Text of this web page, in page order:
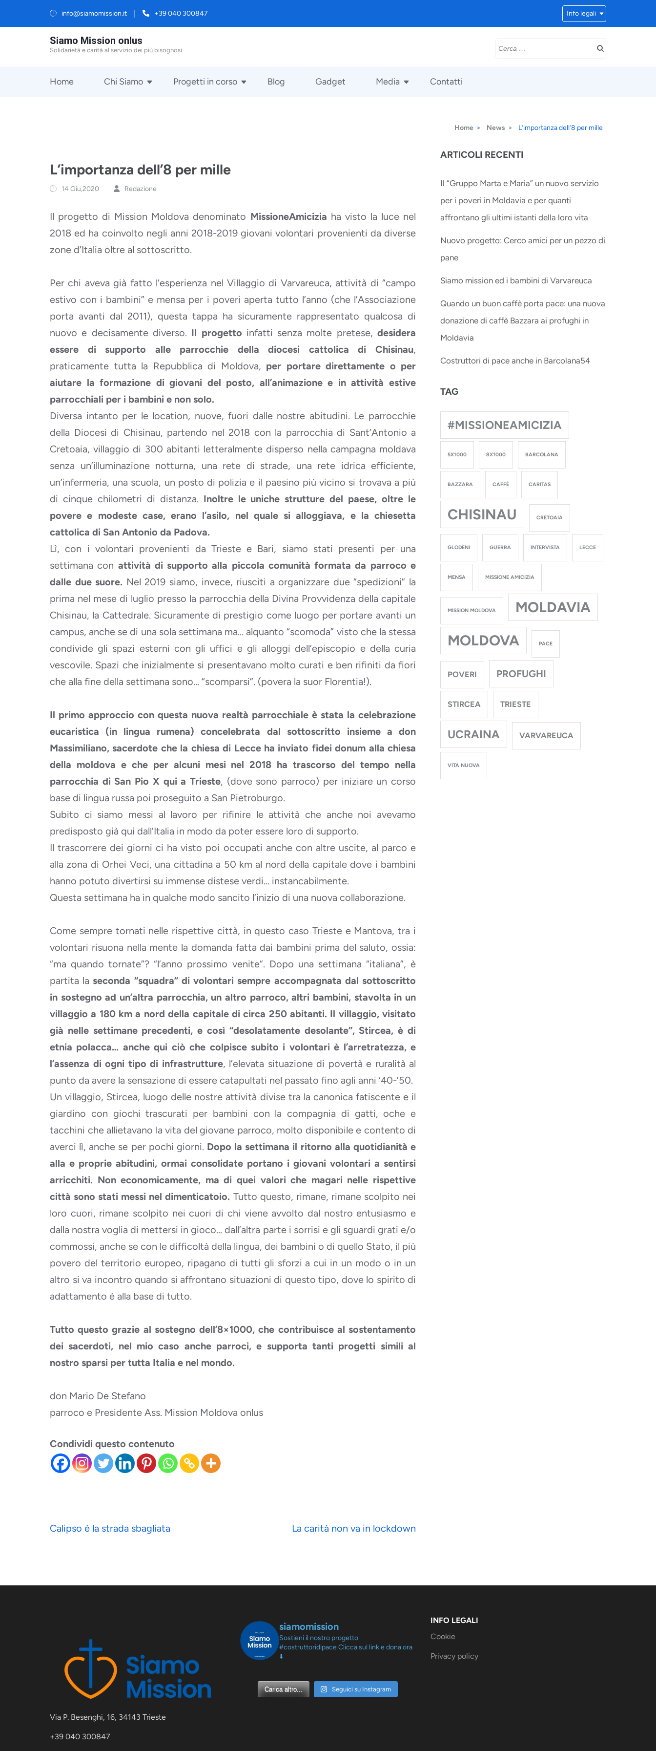
al
info@siamomission.it +39 040 300847 Info legali
Siamo Mission onlus
Solidarietà e carità al servizio dei più bisognosi
Ricerca
Home Chi Siamo Progetti in corso Blog Gadget Media Contatti
Home > News > L’importanza dell’8 per mille
L’importanza dell’8 per mille
14 Giu,2020 Redazione
Il progetto di Mission Moldova denominato MissioneAmicizia ha visto la luce nel
2018 ed ha coinvolto negli anni 2018-2019 giovani volontari provenienti da diverse
zone d’Italia oltre al sottoscritto.
Per chi aveva già fatto l’esperienza nel Villaggio di Varvareuca, attività di “campo
estivo con i bambini” e mensa per i poveri aperta tutto l’anno (che l’Associazione
porta avanti dal 2011), questa tappa ha sicuramente rappresentato qualcosa di
nuovo e decisamente diverso. Il progetto infatti senza molte pretese,desidera
essere di supporto alle parrocchie della diocesi cattolica di Chisinau,
praticamente tutta la Repubblica di Moldova, per portare direttamente o per
aiutare la formazione di giovani del posto, all’animazione e in attività estive
parrocchiali per i bambini e non solo.
Diversa intanto per le location, nuove, fuori dalle nostre abitudini. Le parrocchie
della Diocesi di Chisinau, partendo nel 2018 con la parrocchia di Sant’Antonio a
Cretoaia, villaggio di 300 abitanti letteralmente disperso nella campagna moldava
senza un’illuminazione notturna, una rete di strade, una rete idrica efficiente,
un’infermeria, una scuola, un posto di polizia e il paesino più vicino si trovava a più
di cinque chilometri di distanza. Inoltre le uniche strutture del paese, oltre le
povere e modeste case, erano l’asilo, nel quale si alloggiava, e la chiesetta
cattolica di San Antonio da Padova.
Lì, con i volontari provenienti da Trieste e Bari, siamo stati presenti per una
settimana con attività di supporto alla piccola comunità formata da parroco e
dalle due suore. Nel 2019 siamo, invece, riusciti a organizzare due “spedizioni” la
prima nel mese di luglio presso la parrocchia della Divina Provvidenza della capitale
Chisinau, la Cattedrale. Sicuramente di prestigio come luogo per portare avanti un
campus, anche se di una sola settimana ma… alquanto “scomoda” visto che la stessa
condivide gli spazi esterni con gli uffici e gli alloggi dell’episcopio e della curia
vescovile. Spazi che inizialmente si presentavano molto curati e ben rifiniti da fiori
che alla fine della settimana sono… “scomparsi”. (povera la suor Florentia!).
Il primo approccio con questa nuova realtà parrocchiale è stata la celebrazione
eucaristica (in lingua rumena) concelebrata dal sottoscritto insieme a don
Massimiliano, sacerdote che la chiesa di Lecce ha inviato fidei donum alla chiesa
della moldova e che per alcuni mesi nel 2018 ha trascorso del tempo nella
parrocchia di San Pio X qui a Trieste, (dove sono parroco) per iniziare un corso
base di lingua russa poi proseguito a San Pietroburgo.
Subito ci siamo messi al lavoro per rifinire le attività che anche noi avevamo
predisposto già qui dall’Italia in modo da poter essere loro di supporto.
Il trascorrere dei giorni ci ha visto poi occupati anche con altre uscite, al parco e
alla zona di Orhei Veci, una cittadina a 50 km al nord della capitale dove i bambini
hanno potuto divertirsi su immense distese verdi… instancabilmente.
Questa settimana ha in qualche modo sancito l’inizio di una nuova collaborazione.
Come sempre tornati nelle rispettive città, in questo caso Trieste e Mantova, tra i
volontari risuona nella mente la domanda fatta dai bambini prima del saluto, ossia:
“ma quando tornate”? “l’anno prossimo venite”. Dopo una settimana “italiana”, è
partita la seconda “squadra” di volontari sempre accompagnata dal sottoscritto
in sostegno ad un’altra parrocchia, un altro parroco, altri bambini, stavolta in un
villaggio a 180 km a nord della capitale di circa 250 abitanti. Il villaggio, visitato
già nelle settimane precedenti, e così “desolatamente desolante”, Stircea, è di
etnia polacca… anche qui ciò che colpisce subito i volontari è l’arretratezza, e
l’assenza di ogni tipo di infrastrutture, l’elevata situazione di povertà e ruralità al
punto da avere la sensazione di essere catapultati nel passato fino agli anni ‘40-’50.
Un villaggio, Stircea, luogo delle nostre attività divise tra la canonica fatiscente e il
giardino con giochi trascurati per bambini con la compagnia di gatti, oche e
tacchini che allietavano la vita del giovane parroco, molto disponibile e contento di
averci lì, anche se per pochi giorni. Dopo la settimana il ritorno alla quotidianità e
alla e proprie abitudini, ormai consolidate portano i giovani volontari a sentirsi
arricchiti. Non economicamente, ma di quei valori che magari nelle rispettive
città sono stati messi nel dimenticatoio. Tutto questo, rimane, rimane scolpito nei
loro cuori, rimane scolpito nei cuori di chi viene avvolto dal nostro entusiasmo e
dalla nostra voglia di mettersi in gioco… dall’altra parte i sorrisi e gli sguardi grati e/o
commossi, anche se con le difficoltà della lingua, dei bambini o di quello Stato, il più
povero del territorio europeo, ripagano di tutti gli sforzi a cui in un modo o in un
altro si va incontro quando si affrontano situazioni di questo tipo, dove lo spirito di
adattamento è alla base di tutto.
Tutto questo grazie al sostegno dell’8×1000, che contribuisce al sostentamento
dei sacerdoti, nel mio caso anche parroci, e supporta tanti progetti simili al
nostro sparsi per tutta Italia e nel mondo.
don Mario De Stefano
parroco e Presidente Ass. Mission Moldova onlus
Condividi questo contenuto
Navigazione
Calipso è la strada sbagliata La carità non va in lockdown
ARTICOLI RECENTI
Il “Gruppo Marta e Maria” un nuovo servizio
per i poveri in Moldavia e per quanti
affrontano gli ultimi istanti della loro vita
Nuovo progetto: Cerco amici per un pezzo di
pane
Siamo mission ed i bambini di Varvareuca
Quando un buon caffè porta pace: una nuova
donazione di caffè Bazzara ai profughi in
Moldavia
Costruttori di pace anche in Barcolana54
TAG
#MISSIONEAMICIZIA
5X1000 8X1000 BARCOLANA
BAZZARA CAFFÈ CARITAS
CHISINAU CRETOAIA
GLODENI GUERRA INTERVISTA LECCE
MENSA MISSIONE AMICIZIA
MISSION MOLDOVA
MOLDAVIA
MOLDOVA
PACE
POVERI PROFUGHI
STIRCEA TRIESTE
UCRAINA VARVAREUCA
VITA NUOVA
Via P. Besenghi, 16, 34143 Trieste
+39 040 300847
siamomission
Sostieni il nostro progetto
#costruttoridipace Clicca sul link e dona ora
⬇️
Carica altro... Seguici su Instagram
INFO LEGALI
Cookie
Privacy policy